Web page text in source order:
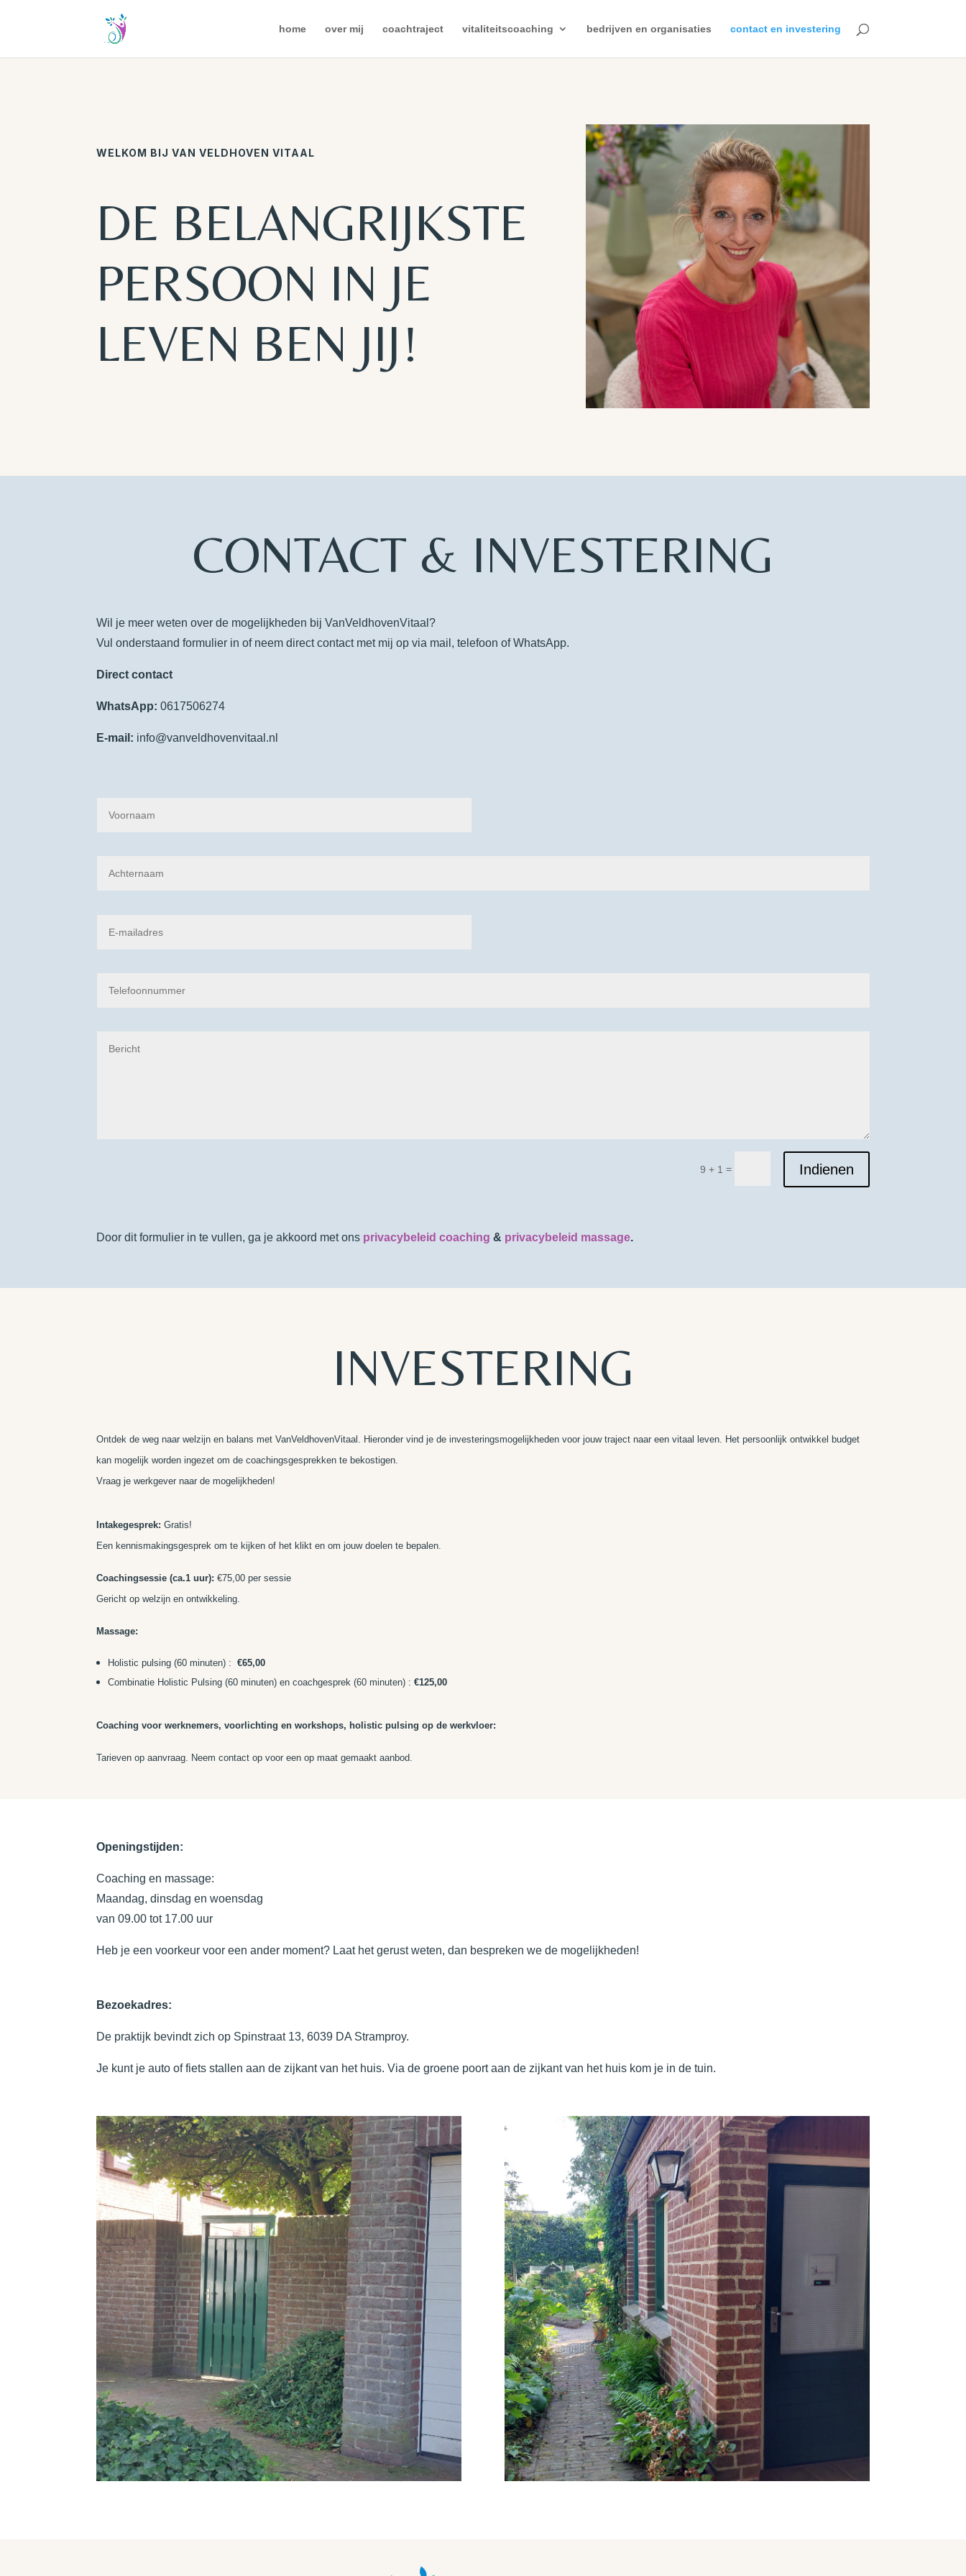
home over mij coachtraject vitaliteitscoaching bedrijven en organisaties contact en investering
WELKOM BIJ VAN VELDHOVEN VITAAL
DE BELANGRIJKSTE
PERSOON IN JE
LEVEN BEN JIJ!
CONTACT & INVESTERING
Wil je meer weten over de mogelijkheden bij VanVeldhovenVitaal?
Vul onderstaand formulier in of neem direct contact met mij op via mail, telefoon of WhatsApp.
Direct contact
WhatsApp: 0617506274
E-mail: info@vanveldhovenvitaal.nl
9 + 1 = Indienen
Door dit formulier in te vullen, ga je akkoord met ons privacybeleid coaching& privacybeleid massage.
INVESTERING
Ontdek de weg naar welzijn en balans met VanVeldhovenVitaal. Hieronder vind je de investeringsmogelijkheden voor jouw traject naar een vitaal leven. Het persoonlijk ontwikkel budget
kan mogelijk worden ingezet om de coachingsgesprekken te bekostigen.
Vraag je werkgever naar de mogelijkheden!
Intakegesprek: Gratis!
Een kennismakingsgesprek om te kijken of het klikt en om jouw doelen te bepalen.
Coachingsessie (ca.1 uur): €75,00 per sessie
Gericht op welzijn en ontwikkeling.
Massage:
Holistic pulsing (60 minuten) :€65,00
Combinatie Holistic Pulsing (60 minuten) en coachgesprek(60 minuten) :€125,00
Coaching voor werknemers, voorlichting en workshops, holistic pulsing op de werkvloer:
Tarieven op aanvraag. Neem contact op voor een op maat gemaakt aanbod.
Openingstijden:
Coaching en massage:
Maandag, dinsdag en woensdag
van 09.00 tot 17.00 uur
Heb je een voorkeur voor een ander moment? Laat het gerust weten, dan bespreken we de mogelijkheden!
Bezoekadres:
De praktijk bevindt zich op Spinstraat 13, 6039 DA Stramproy.
Je kunt je auto of fiets stallen aan de zijkant van het huis. Via de groene poort aan de zijkant van het huis kom je in de tuin.